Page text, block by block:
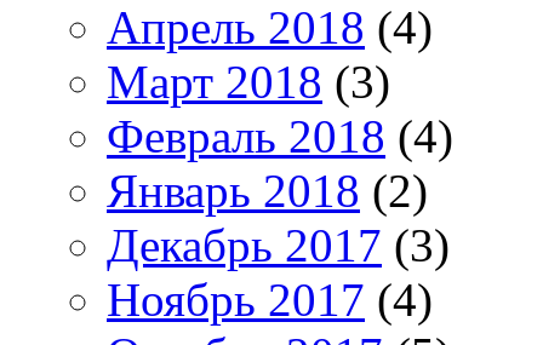
Апрель 2018 (4)
Март 2018 (3)
Февраль 2018 (4)
Январь 2018 (2)
Декабрь 2017 (3)
Ноябрь 2017 (4)